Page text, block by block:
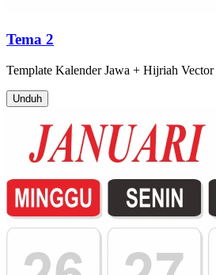
Tema 2
Template Kalender Jawa + Hijriah Vector
Unduh